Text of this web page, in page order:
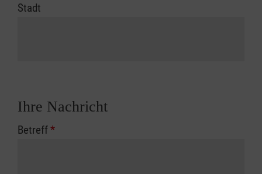
Stadt
Ihre Nachricht
Betreff*